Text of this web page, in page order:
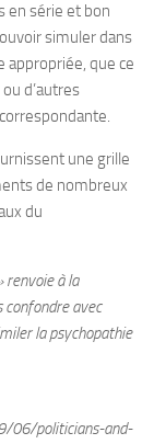
en série et bon
simuler dans
appropriée, que ce
d’autres
une grille
de nombreux
du
renvoie à la
confondre avec
la psychopathie
06/politicians-and-